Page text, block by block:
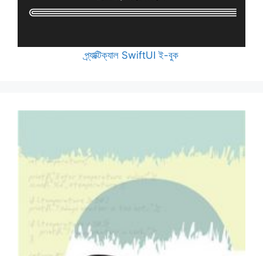
প্র্যাক্টিক্যাল SwiftUI ই-বুক